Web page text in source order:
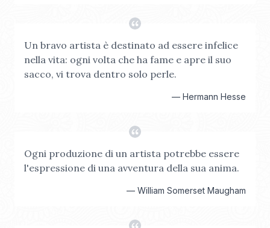
Un bravo artista è destinato ad essere infelice
nella vita: ogni volta che ha fame e apre il suo
sacco, vi trova dentro solo perle.
— Hermann Hesse
Ogni produzione di un artista potrebbe essere
l'espressione di una avventura della sua anima.
— William Somerset Maugham